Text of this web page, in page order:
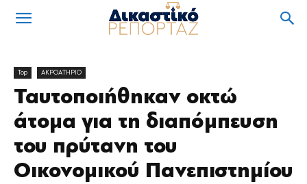
Top ΑΚΡΟΑΤΗΡΙΟ
Ταυτοποιήθηκαν οκτώ
άτομα για τη διαπόμπευση
του πρύτανη του
Οικονομικού Πανεπιστημίου